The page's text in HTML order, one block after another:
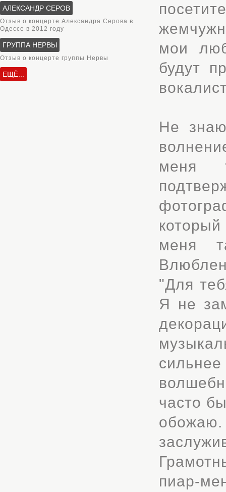
мои
будут
Не
меня
меня
"Для
Я не
часто
пиар-
АЛЕКСАНДР СЕРОВ
Отзыв о концерте Александра Серова в
Одессе в 2012 году
ГРУППА НЕРВЫ
Отзыв о концерте группы Нервы
ЕЩЁ...